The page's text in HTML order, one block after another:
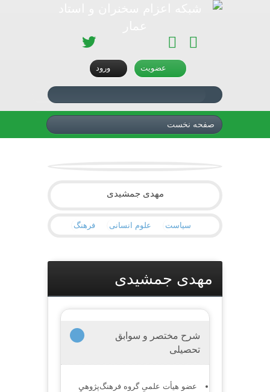
سروش
ورود عضویت
صفحه نخست
مهدی جمشیدی
سیاست علوم انسانی فرهنگ
مهدی جمشیدی
شرح مختصر و سوابق
تحصیلی
عضو هيأت علمیِ گروه فرهنگ‌پژوهيِ